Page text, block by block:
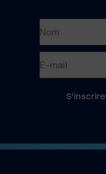
S'inscrire